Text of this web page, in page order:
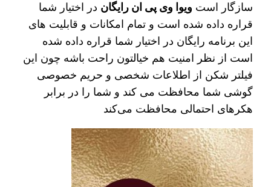
سازگار است ویوا وی پی ان رایگان در اختیار شما
قراره داده شده است و تمام امکانات و قابلیت های
این برنامه رایگان در اختیار شما قراره داده شده
است از نظر امنیت هم خیالتون راحت باشه چون این
فیلتر شکن از اطلاعات شخصی و حریم خصوصی
گوشی شما محافظت می کند و شما را در برابر
هکرهای احتمالی محافظت می‌کند